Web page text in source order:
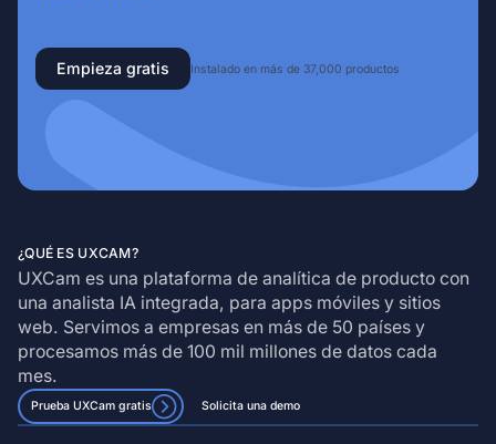
Empieza gratis Instalado en más de 37,000 productos
¿QUÉ ES UXCAM?
UXCam es una plataforma de analítica de producto con
una analista IA integrada, para apps móviles y sitios
web. Servimos a empresas en más de 50 países y
procesamos más de 100 mil millones de datos cada
mes.
Prueba UXCam gratis Solicita una demo